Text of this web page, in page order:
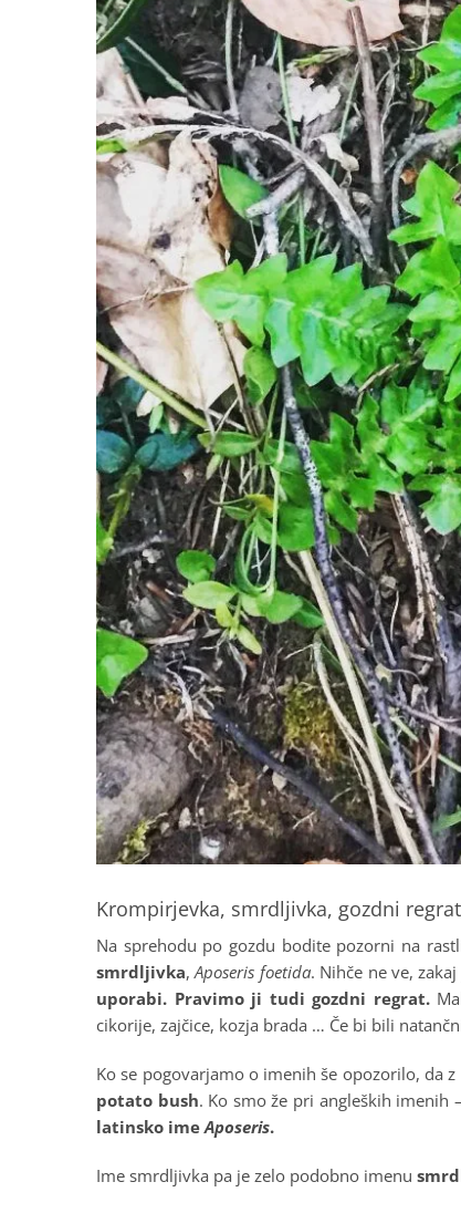
Krompirjevka, smrdljivka, gozdni
Na sprehodu po gozdu bodite pozorni na
smrdljivka,Aposeris foetida. Nihče ne ve,
uporabi. Pravimo ji tudi gozdni regrat.
cikorije, zajčice, kozja brada … Če bi bili
Ko se pogovarjamo o imenih še opozorilo, da
potato bush. Ko smo že pri angleških imenih –
latinsko imeAposeris.
Ime smrdljivka pa je zelo podobno imenu